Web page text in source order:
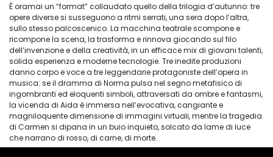
È oramai un “format” collaudato quello della trilogia d’autunno: tre
opere diverse si susseguono a ritmi serrati, una sera dopo l’altra,
sullo stesso palcoscenico. La macchina teatrale scompone e
ricompone la scena, la trasforma e rinnova giocando sul filo
dell’invenzione e della creatività, in un efficace mix di giovani talenti,
solida esperienza e moderne tecnologie. Tre inedite produzioni
danno corpo e voce a tre leggendarie protagoniste dell’opera in
musica: se il dramma di Norma pulsa nel segno metafisico di
ingombranti ed eloquenti simboli, attraversati da ombre e fantasmi,
la vicenda di Aida è immersa nell’evocativa, cangiante e
magniloquente dimensione di immagini virtuali, mentre la tragedia
di Carmen si dipana in un buio inquieto, solcato da lame di luce
che narrano di rosso, di carne, di morte.